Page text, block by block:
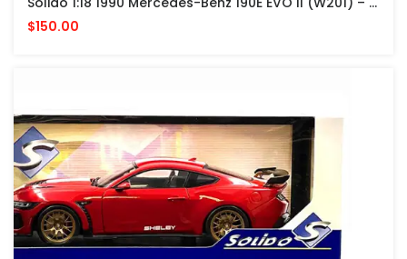
$150.00